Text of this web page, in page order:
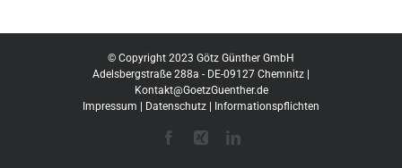
© Copyright 2023 Götz Günther GmbH
Adelsbergstraße 288a - DE-09127 Chemnitz |
Kontakt@GoetzGuenther.de
Impressum
Datenschutz Informationspflichten
Facebook
Xing LinkedIn